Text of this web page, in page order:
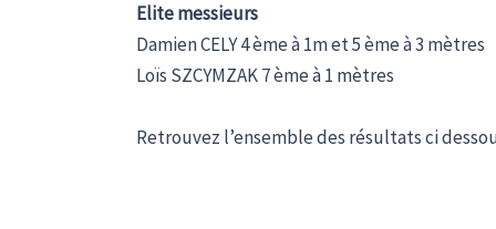
Elite messieurs
Damien CELY 4 ème à 1m et 5 ème à 3 mètres
Loïs SZCYMZAK 7 ème à 1 mètres
Retrouvez l’ensemble des résultats ci